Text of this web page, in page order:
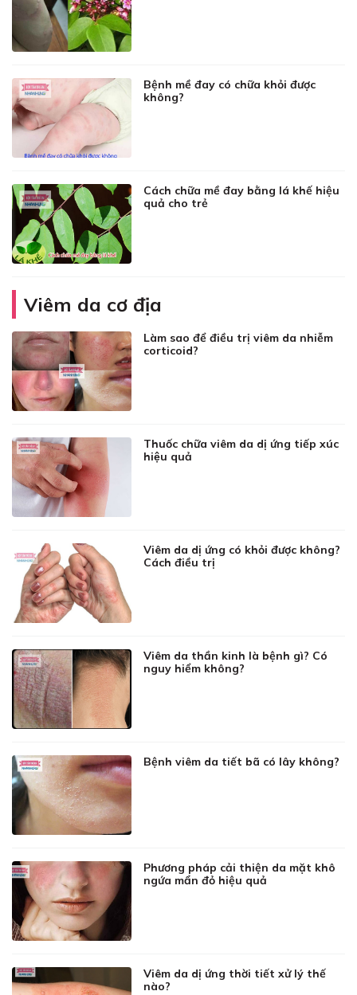
Bệnh mề đay có chữa khỏi được
không?
Cách chữa mề đay bằng lá khế hiệu
quả cho trẻ
Viêm da cơ địa
Làm sao để điều trị viêm da nhiễm
corticoid?
Thuốc chữa viêm da dị ứng tiếp xúc
hiệu quả
Viêm da dị ứng có khỏi được không?
Cách điều trị
Viêm da thần kinh là bệnh gì? Có
nguy hiểm không?
Bệnh viêm da tiết bã có lây không?
Phương pháp cải thiện da mặt khô
ngứa mẩn đỏ hiệu quả
Viêm da dị ứng thời tiết xử lý thế
nào?